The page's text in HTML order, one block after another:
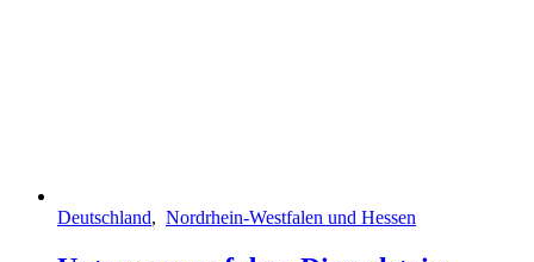
Deutschland, Nordrhein-Westfalen und Hessen